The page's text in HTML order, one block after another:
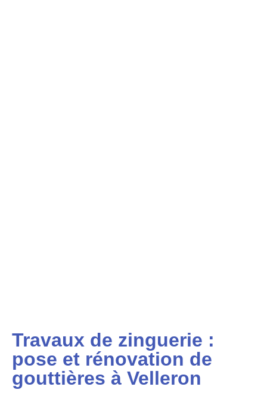
Travaux de zinguerie :
pose et rénovation de
gouttières à Velleron